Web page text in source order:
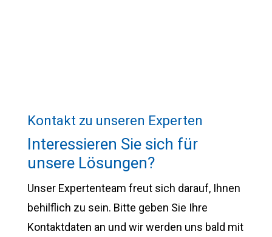
Kontakt zu unseren Experten
Interessieren Sie sich für
unsere Lösungen?
Unser Expertenteam freut sich darauf, Ihnen
behilflich zu sein. Bitte geben Sie Ihre
Kontaktdaten an und wir werden uns bald mit